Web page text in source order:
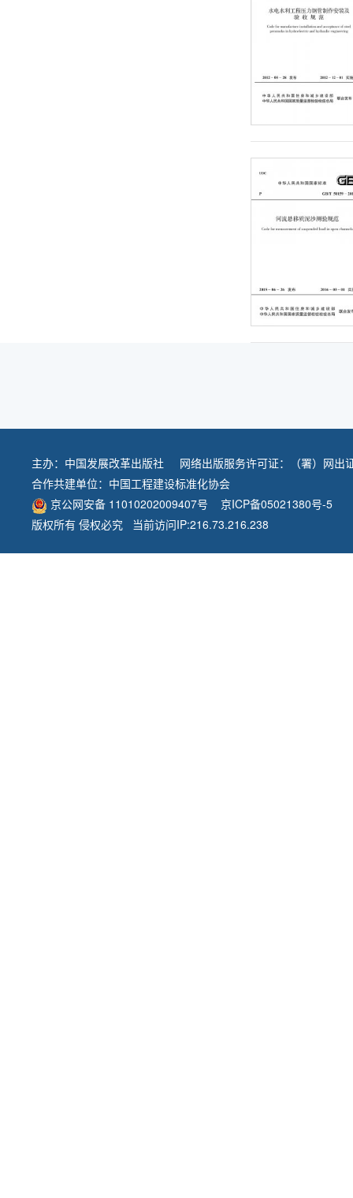
主办： 中国发展改革出版社
网络出版服务许可证：（署）网出
合作共建单位： 中国工程建设标准化协会
京公网安备 11010202009407号
京ICP备05021380号-5
版权所有 侵权必究 当前访问IP:216.73.216.238